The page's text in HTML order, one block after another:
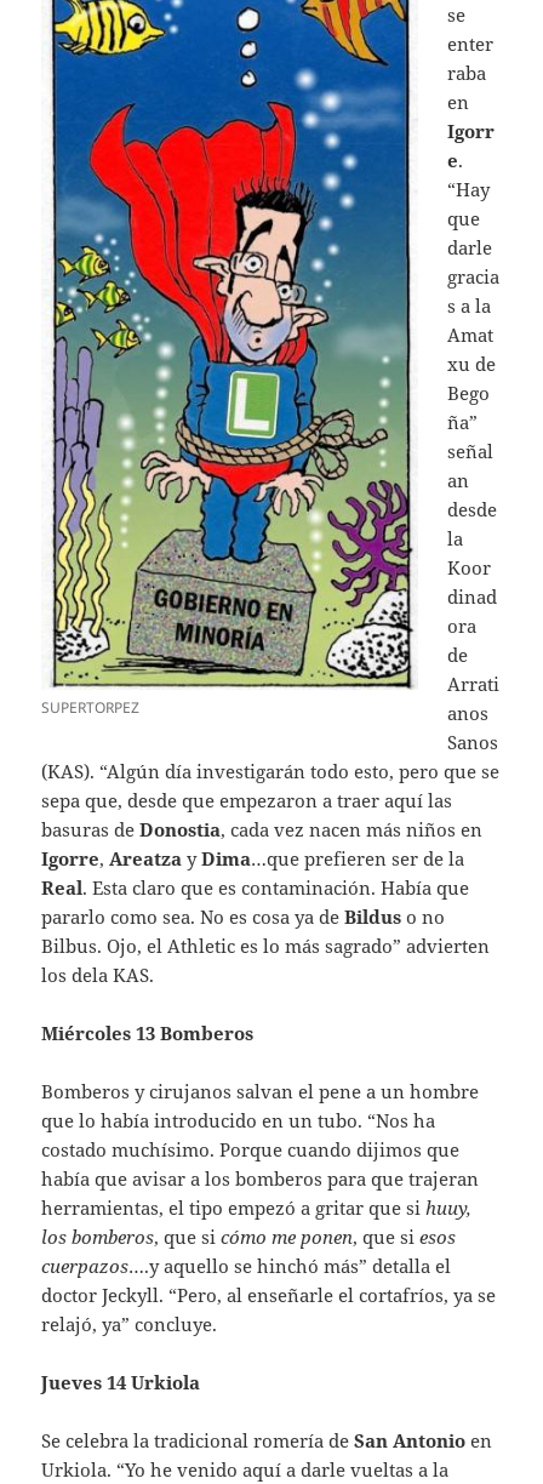
SUPERTORPEZ
se
enter
raba
en
Igorr
e.
“Hay
que
darle
gracia
s a la
Amat
xu de
Bego
ña”
señal
an
desde
la
Koor
dinad
ora
de
Arrati
anos
Sanos
(KAS). “Algún día investigarán todo esto, pero que se
sepa que, desde que empezaron a traer aquí las
basuras deDonostia, cada vez nacen más niños en
Igorre,AreatzayDima…que prefieren ser de la
Real. Esta claro que es contaminación. Había que
pararlo como sea. No es cosa ya deBildus o no
Bilbus. Ojo, el Athletic es lo más sagrado” advierten
los dela KAS.
Miércoles 13 Bomberos
Bomberos y cirujanos salvan el pene a un hombre
que lo había introducido en un tubo. “Nos ha
costado muchísimo. Porque cuando dijimos que
había que avisar a los bomberos para que trajeran
herramientas, el tipo empezó a gritar que sihuuy,
los bomberos, que sicómo me ponen, que siesos
cuerpazos….y aquello se hinchó más” detalla el
doctor Jeckyll. “Pero, al enseñarle el cortafríos, ya se
relajó, ya” concluye.
Jueves 14 Urkiola
Se celebra la tradicional romería deSan Antonio en
Urkiola. “Yo he venido aquí a darle vueltas a la